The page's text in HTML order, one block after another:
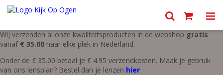
Wij verzenden al onze kwaliteitsproducten in de webshop gratis
vanaf € 35.00 naar elke plek in Nederland.
Onder de € 35.00 betaal je € 4.95 verzendkosten. Maak je gebruik
van ons lensplan? Bestel dan je lenzen hier